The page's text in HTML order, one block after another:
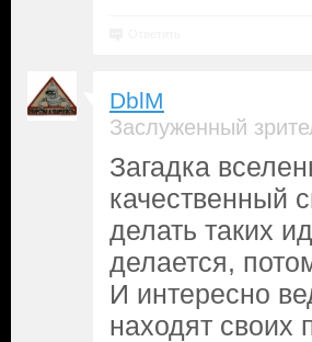
DblM
Заслуженный
Загадка
качественный
делать таких
делается,
И интересно
находят своих